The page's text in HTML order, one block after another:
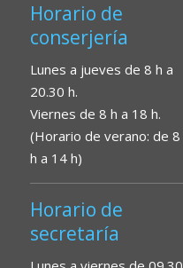
Horario de
conserjería
Lunes a jueves de 8 h a
20.30 h.
Viernes de 8 h a 18 h.
(Horario de verano: de 8
h a 14 h)
Horario de
secretaría